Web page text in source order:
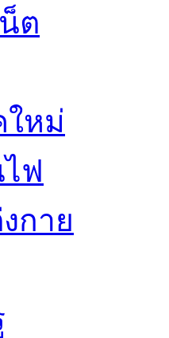
ต
ใหม่
ฟ
กาย